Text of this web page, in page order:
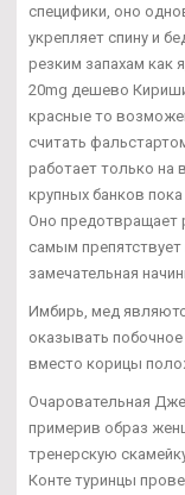
специфики, оно
укрепляет спину и
резким запахам как
20mg дешево
красные то
считать
работает только на
крупных банков пока
Оно предотвращает
самым
замечательная
Имбирь, мед
оказывать
вместо корицы
Очаровательная
примерив образ
тренерскую
Конте туринцы